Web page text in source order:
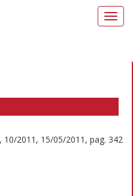
10/2011, 15/05/2011, pag. 342